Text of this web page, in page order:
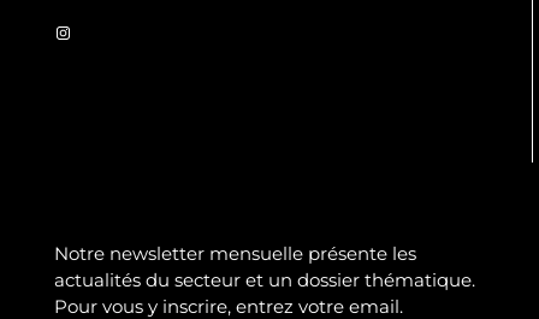
Notre newsletter mensuelle présente les
actualités du secteur et un dossier thématique.
Pour vous y inscrire, entrez votre email.